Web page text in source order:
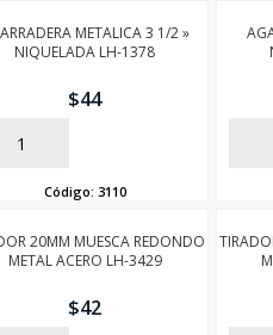
METALICA 3 1/2 »
NIQUELADA LH-1378
$44
Código: 3110
20MM MUESCA REDONDO
METAL ACERO LH-3429
$42